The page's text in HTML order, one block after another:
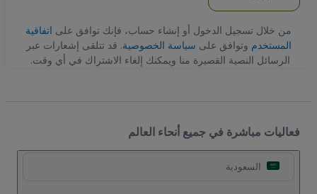
من خلال تسجيل الدخول أو إنشاء حساب، فإنك توافق على اتفاقية
المستخدم وتوافق على سياسة الخصوصية. قد تتلقى إشعارات عبر
الرسائل النصية القصيرة منا ويمكنك إلغاء الاشتراك في أي وقت.
فعاليات مباشرة في جميع أنحاء العالم
السعودية